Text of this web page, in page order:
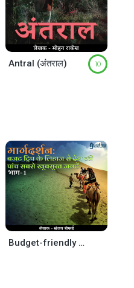
Antral (अंतराल) 10
Budget-friendly destinations (Part -1)